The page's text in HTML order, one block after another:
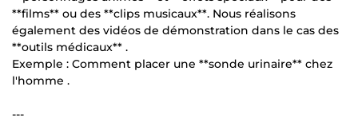
**films** ou des **clips musicaux**. Nous réalisons
également des vidéos de démonstration dans le cas des
**outils médicaux** .
Exemple : Comment placer une **sonde urinaire** chez
l'homme .
---